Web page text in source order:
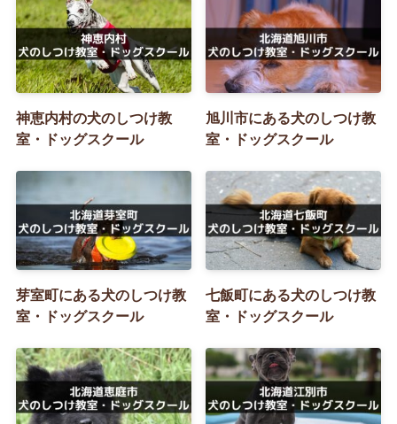
神恵内村の犬のしつけ教
室・ドッグスクール
旭川市にある犬のしつけ教
室・ドッグスクール
芽室町にある犬のしつけ教
室・ドッグスクール
七飯町にある犬のしつけ教
室・ドッグスクール